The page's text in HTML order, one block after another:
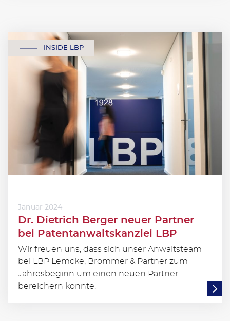
INSIDE LBP
Januar 2024
Dr. Dietrich Berger neuer Partner
bei Patentanwaltskanzlei LBP
Wir freuen uns, dass sich unser Anwaltsteam
bei LBP Lemcke, Brommer & Partner zum
Jahresbeginn um einen neuen Partner
bereichern konnte.